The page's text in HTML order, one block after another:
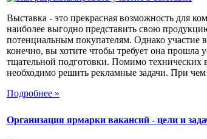
Выставка - это прекрасная возможность для
наиболее выгодно представить свою
потенциальным покупателям. Однако участие
конечно, вы хотите чтобы требует она прошла
тщательной подготовки. Помимо технических
необходимо решить рекламные задачи. При чем
Подробнее »
Организация ярмарки вакансий - цели и